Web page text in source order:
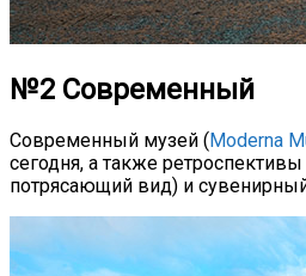
№2 Современный
Современный музей ( Moderna
сегодня, а также
потрясающий вид) и